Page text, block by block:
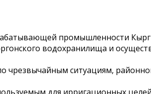
промышленности
водохранилища и
чрезвычайным ситуациям,
для ирригационных